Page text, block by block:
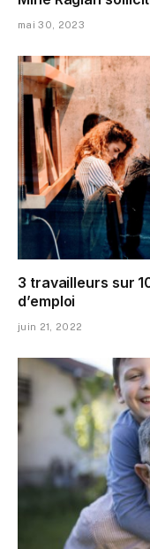
mai 30, 2023
3 travailleurs sur
d’emploi
juin 21, 2022